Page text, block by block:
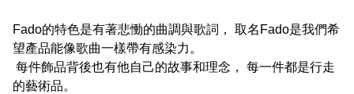
Fado的特色是有著悲慟的曲調與歌詞， 取名Fado是我們希
望產品能像歌曲一樣帶有感染力。
每件飾品背後也有他自己的故事和理念， 每一件都是行走
的藝術品。